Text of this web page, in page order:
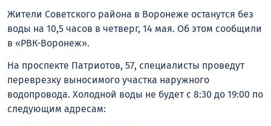
Жители Советского района в Воронеже останутся без
воды на 10,5 часов в четверг, 14 мая. Об этом сообщили
в «РВК-Воронеж».
На проспекте Патриотов, 57, специалисты проведут
переврезку выносимого участка наружного
водопровода. Холодной воды не будет с 8:30 до 19:00 по
следующим адресам: